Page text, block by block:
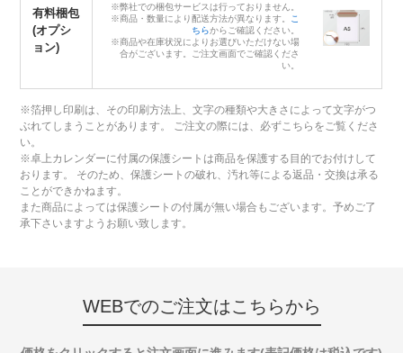
有料梱包
(オプシ
ョン)
※弊社での梱包サービスは行っておりません。
※商品・数量により配送方法が異なります。
こ
ちらからご確認ください。
※商品や在庫状況によりお選びいただけない場
合がございます。ご注文画面でご確認くださ
い。
※箔押し印刷は、その印刷方法上、文字の種類や大きさによって文字がつ
ぶれてしまうことがあります。 ご注文の際には、必ずこちらをご覧くださ
い。
※卓上カレンダーに付属の保護シートは商品を保護する目的でお付けして
おります。 そのため、保護シートの破れ、汚れ等による返品・交換は承る
ことができかねます。
また商品によっては保護シートの付属が無い場合もございます。予めご了
承下さいますようお願い致します。
WEBでのご注文はこちらから